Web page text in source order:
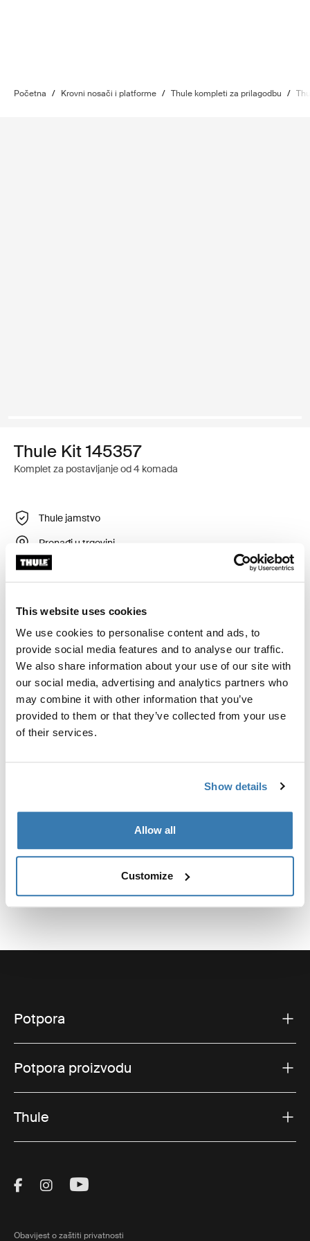
This website uses cookies
We use cookies to personalise content and ads, to
provide social media features and to analyse our traffic.
We also share information about your use of our site with
our social media, advertising and analytics partners who
may combine it with other information that you’ve
provided to them or that they’ve collected from your use
of their services.
Show details
Allow all
Customize
Početna / Krovni nosači i platforme / Thule kompleti za prilagodbu /
Thule Kit 145357
Komplet za postavljanje od 4 komada
Thule jamstvo
Pronađi u trgovini
krovnih nosača tvrtke Thule na vozila koja nemaju
prethodno postavljene točke za pričvršćivanje krovnog
nosača ili tvornički postavljene nosače.
Toggle features
Sve značajke
Toggle guides and instructions
Upute
Potpora
Potpora proizvodu
Thule
Visit Thule on Facebook (external link)
Visit Thule on Instagram (external link)
Visit Thule on Youtube (external
Obavijest o zaštiti privatnosti